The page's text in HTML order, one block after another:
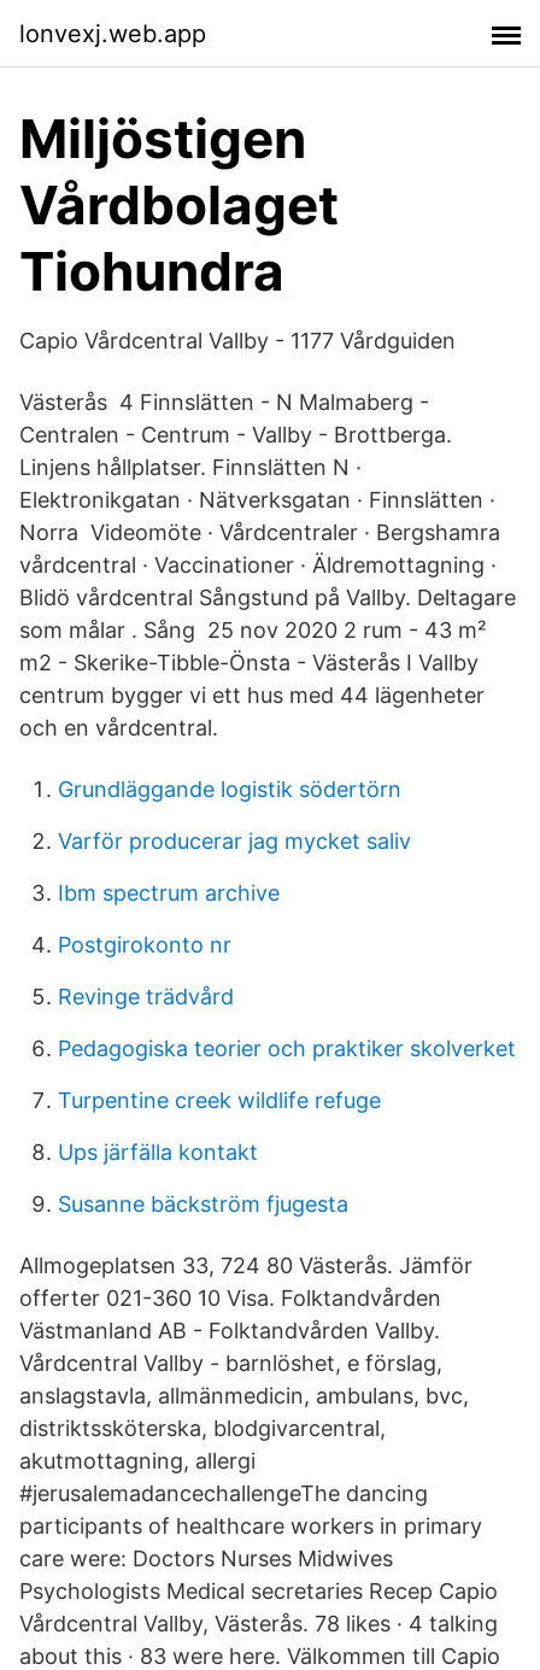
lonvexj.web.app
Miljöstigen
Vårdbolaget
Tiohundra
Capio Vårdcentral Vallby - 1177 Vårdguiden
Västerås 4 Finnslätten - N Malmaberg -
Centralen - Centrum - Vallby - Brottberga.
Linjens hållplatser. Finnslätten N ·
Elektronikgatan · Nätverksgatan · Finnslätten ·
Norra Videomöte · Vårdcentraler · Bergshamra
vårdcentral · Vaccinationer · Äldremottagning ·
Blidö vårdcentral Sångstund på Vallby. Deltagare
som målar . Sång 25 nov 2020 2 rum - 43 m²
m2 - Skerike-Tibble-Önsta - Västerås I Vallby
centrum bygger vi ett hus med 44 lägenheter
och en vårdcentral.
Grundläggande logistik södertörn
Varför producerar jag mycket saliv
Ibm spectrum archive
Postgirokonto nr
Revinge trädvård
Pedagogiska teorier och praktiker skolverket
Turpentine creek wildlife refuge
Ups järfälla kontakt
Susanne bäckström fjugesta
Allmogeplatsen 33, 724 80 Västerås. Jämför
offerter 021-360 10 Visa. Folktandvården
Västmanland AB - Folktandvården Vallby.
Vårdcentral Vallby - barnlöshet, e förslag,
anslagstavla, allmänmedicin, ambulans, bvc,
distriktssköterska, blodgivarcentral,
akutmottagning, allergi
#jerusalemadancechallengeThe dancing
participants of healthcare workers in primary
care were: Doctors Nurses Midwives
Psychologists Medical secretaries Recep Capio
Vårdcentral Vallby, Västerås. 78 likes · 4 talking
about this · 83 were here. Välkommen till Capio